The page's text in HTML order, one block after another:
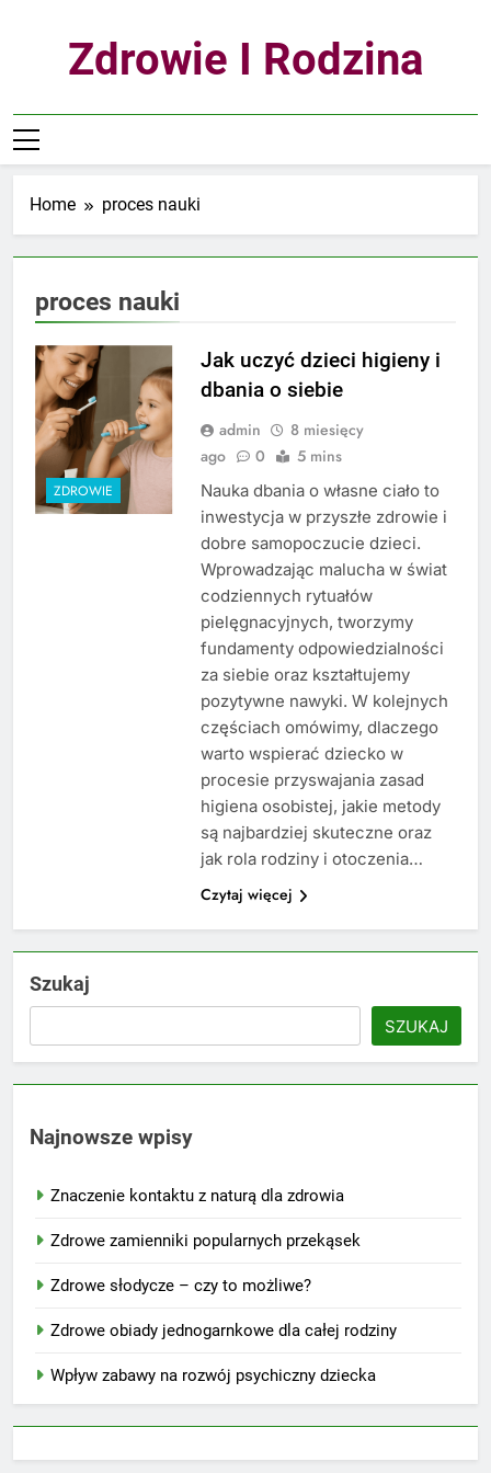
Zdrowie I Rodzina
Home proces nauki
proces nauki
ZDROWIE
Jak uczyć dzieci higieny i
dbania o siebie
admin
8 miesięcy
ago
0 5 mins
Nauka dbania o własne ciało to
inwestycja w przyszłe zdrowie i
dobre samopoczucie dzieci.
Wprowadzając malucha w świat
codziennych rytuałów
pielęgnacyjnych, tworzymy
fundamenty odpowiedzialności
za siebie oraz kształtujemy
pozytywne nawyki. W kolejnych
częściach omówimy, dlaczego
warto wspierać dziecko w
procesie przyswajania zasad
higiena osobistej, jakie metody
są najbardziej skuteczne oraz
jak rola rodziny i otoczenia…
Czytaj więcej
Szukaj
SZUKAJ
Najnowsze wpisy
Znaczenie kontaktu z naturą dla zdrowia
Zdrowe zamienniki popularnych przekąsek
Zdrowe słodycze – czy to możliwe?
Zdrowe obiady jednogarnkowe dla całej rodziny
Wpływ zabawy na rozwój psychiczny dziecka